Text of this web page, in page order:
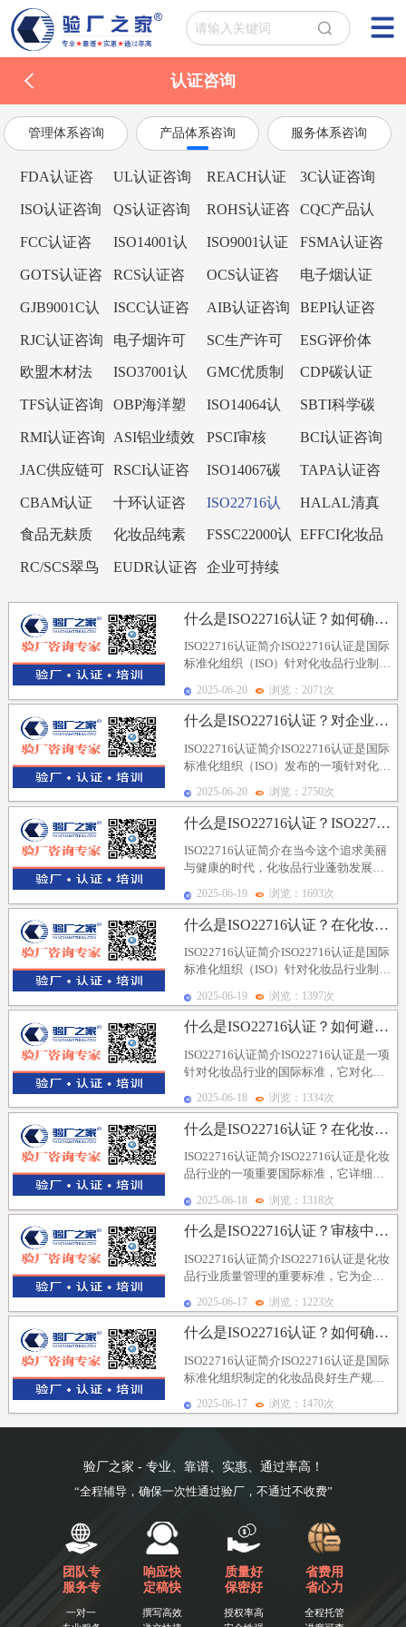
认证咨询
管理体系咨询 产品体系咨询 服务体系咨询
FDA认证咨
询
UL认证咨询
REACH认证
咨询
3C认证咨询
ISO认证咨询 QS认证咨询
ROHS认证咨
询
CQC产品认
证咨询
FCC认证咨
询
ISO14001认
证咨询
ISO9001认证
咨询
FSMA认证咨
询
GOTS认证咨
询
RCS认证咨
询
OCS认证咨
询
电子烟认证
咨询
GJB9001C认
证咨询
ISCC认证咨
询
AIB认证咨询
BEPI认证咨
询
RJC认证咨询
电子烟许可
证咨询
SC生产许可
证
ESG评价体
系
欧盟木材法
规EUTR认证
咨询
ISO37001认
证咨询
GMC优质制
造商认证咨
CDP碳认证
咨询
TFS认证咨询
OBP海洋塑
料认证咨询
ISO14064认
证咨询
SBTI科学碳
目标倡议
RMI认证咨询
ASI铝业绩效
标准认证咨
询
PSCI审核 BCI认证咨询
JAC供应链可
持续审核
RSCI认证咨
询
ISO14067碳
足迹
TAPA认证咨
询
CBAM认证
咨询
十环认证咨
询
ISO22716认
证咨询
HALAL清真
认证咨询
食品无麸质
认证咨询
化妆品纯素
认证咨询
FSSC22000认
证咨询
EFFCI化妆品
RC/SCS翠鸟
EUDR认证咨
企业可持续
认证咨询
什么是ISO22716认证？如何确保生产过程管理的有...
ISO22716认证简介ISO22716认证是国际
标准化组织（ISO）针对化妆品行业制定
2025-06-20 浏览：2071次
什么是ISO22716认证？对企业的生产环境有哪些要...
ISO22716认证简介ISO22716认证是国际
标准化组织（ISO）发布的一项针对化妆
2025-06-20 浏览：2750次
什么是ISO22716认证？ISO22716认证对人...
ISO22716认证简介在当今这个追求美丽
与健康的时代，化妆品行业蓬勃发展，
但同时也面临着诸多挑战。其中，如何
确保产品的...
2025-06-19 浏览：1693次
什么是ISO22716认证？在化妆品行业中有哪些应用...
ISO22716认证简介ISO22716认证是国际
标准化组织（ISO）针对化妆品行业制定
2025-06-19 浏览：1397次
什么是ISO22716认证？如何避免风险评估的局限性...
ISO22716认证简介ISO22716认证是一项
针对化妆品行业的国际标准，它对化妆
要...
2025-06-18 浏览：1334次
什么是ISO22716认证？在化妆品行业中的应用对于...
ISO22716认证简介ISO22716认证是化妆
品行业的一项重要国际标准，它详细规
产...
2025-06-18 浏览：1318次
什么是ISO22716认证？审核中如何有效地进行问题...
ISO22716认证简介ISO22716认证是化妆
品行业质量管理的重要标准，它为企业
产、...
2025-06-17 浏览：1223次
什么是ISO22716认证？如何确保企业的质量管理体...
ISO22716认证简介ISO22716认证是国际
标准化组织制定的化妆品良好生产规范
面，...
2025-06-17 浏览：1470次
验厂之家 - 专业、靠谱、实惠、通过率高！
“全程辅导，确保一次性通过验厂，不通过不收费”
团队专
服务专
一对一
响应快
定稿快
撰写高效
质量好
保密好
授权率高
省费用
省心力
全程托管